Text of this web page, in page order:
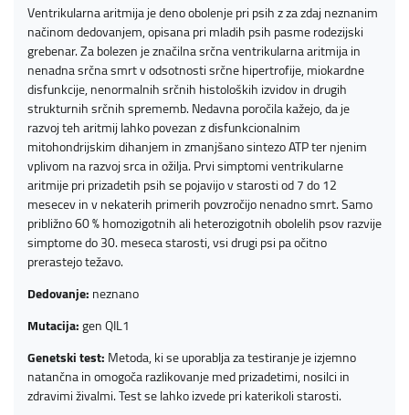
Ventrikularna aritmija je deno obolenje pri psih z za zdaj neznanim
načinom dedovanjem, opisana pri mladih psih pasme rodezijski
grebenar. Za bolezen je značilna srčna ventrikularna aritmija in
nenadna srčna smrt v odsotnosti srčne hipertrofije, miokardne
disfunkcije, nenormalnih srčnih histoloških izvidov in drugih
strukturnih srčnih sprememb. Nedavna poročila kažejo, da je
razvoj teh aritmij lahko povezan z disfunkcionalnim
mitohondrijskim dihanjem in zmanjšano sintezo ATP ter njenim
vplivom na razvoj srca in ožilja. Prvi simptomi ventrikularne
aritmije pri prizadetih psih se pojavijo v starosti od 7 do 12
mesecev in v nekaterih primerih povzročijo nenadno smrt. Samo
približno 60 % homozigotnih ali heterozigotnih obolelih psov razvije
simptome do 30. meseca starosti, vsi drugi psi pa očitno
prerastejo težavo.
Dedovanje:neznano
Mutacija:gen QIL1
Genetski test:Metoda, ki se uporablja za testiranje je izjemno
natančna in omogoča razlikovanje med prizadetimi, nosilci in
zdravimi živalmi. Test se lahko izvede pri katerikoli starosti.